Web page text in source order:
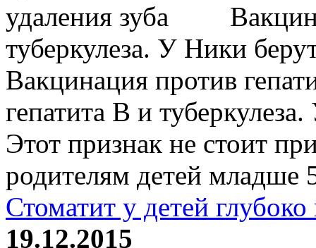
туберкулеза. У Ники
Вакцинация против
гепатита В и
Этот признак не стоит
родителям детей младше
Стоматит у детей глубоко
19.12.2015